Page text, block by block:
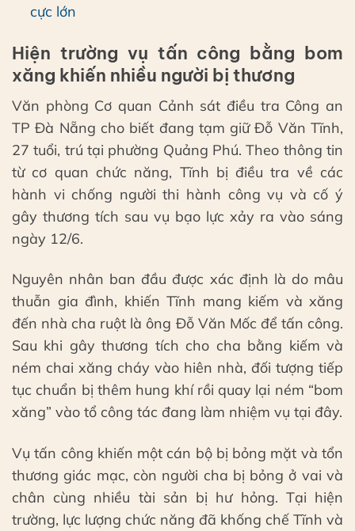
cực lớn
Hiện trường vụ tấn công bằng bom
xăng khiến nhiều người bị thương
Văn phòng Cơ quan Cảnh sát điều tra Công an
TP Đà Nẵng cho biết đang tạm giữ Đỗ Văn Tĩnh,
27 tuổi, trú tại phường Quảng Phú. Theo thông tin
từ cơ quan chức năng, Tĩnh bị điều tra về các
hành vi chống người thi hành công vụ và cố ý
gây thương tích sau vụ bạo lực xảy ra vào sáng
ngày 12/6.
Nguyên nhân ban đầu được xác định là do mâu
thuẫn gia đình, khiến Tĩnh mang kiếm và xăng
đến nhà cha ruột là ông Đỗ Văn Mốc để tấn công.
Sau khi gây thương tích cho cha bằng kiếm và
ném chai xăng cháy vào hiên nhà, đối tượng tiếp
tục chuẩn bị thêm hung khí rồi quay lại ném “bom
xăng” vào tổ công tác đang làm nhiệm vụ tại đây.
Vụ tấn công khiến một cán bộ bị bỏng mặt và tổn
thương giác mạc, còn người cha bị bỏng ở vai và
chân cùng nhiều tài sản bị hư hỏng. Tại hiện
trường, lực lượng chức năng đã khống chế Tĩnh và